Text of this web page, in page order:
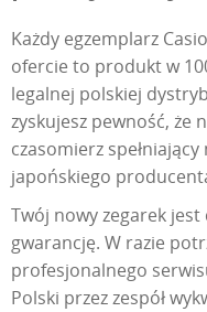
Każdy egzemplarz
ofercie to produkt w
legalnej polskiej
zyskujesz pewność, że
czasomierz
japońskiego
Twój nowy zegarek
gwarancję. W razie
profesjonalnego
Polski przez zespół